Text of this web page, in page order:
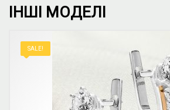
ІНШІ МОДЕЛІ
SALE!